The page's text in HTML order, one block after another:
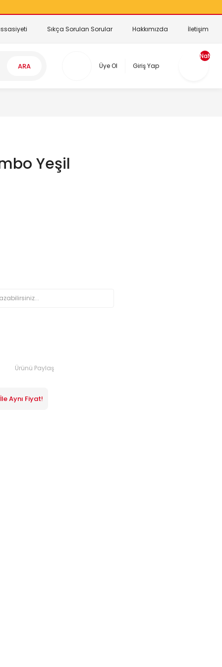
Sıkça Sorulan Sorular Hakkımızda İletişim
ARA Üye Ol Giriş Yap
NaN
Yeşil
Ürünü Paylaş
Aynı Fiyat!